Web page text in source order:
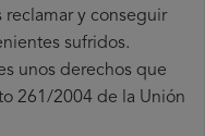
y conseguir
sufridos.
unos derechos que
261/2004 de la Unión